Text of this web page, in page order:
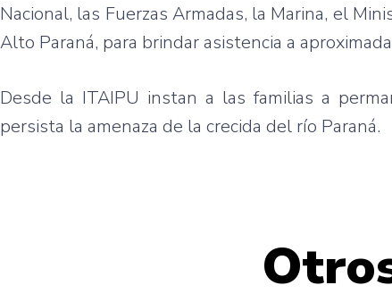
Nacional, las Fuerzas Armadas, la Marina, el
Alto Paraná, para brindar asistencia a
Desde la ITAIPU instan a las familias a
persista la amenaza de la crecida del río Paraná.